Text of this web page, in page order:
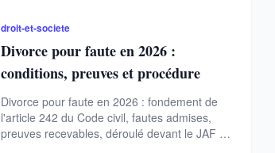
droit-et-societe
Divorce pour faute en 2026 :
conditions, preuves et procédure
Divorce pour faute en 2026 : fondement de
l'article 242 du Code civil, fautes admises,
preuves recevables, déroulé devant le JAF et